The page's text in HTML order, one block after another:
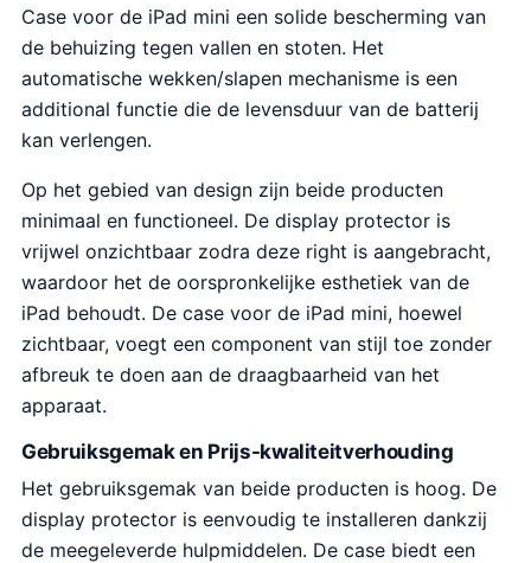
:
€
9
9
9
.
Case voor de iPad mini een solide bescherming van
de behuizing tegen vallen en stoten. Het
automatische wekken/slapen mechanisme is een
additional functie die de levensduur van de batterij
kan verlengen.
Op het gebied van design zijn beide producten
minimaal en functioneel. De display protector is
vrijwel onzichtbaar zodra deze right is aangebracht,
waardoor het de oorspronkelijke esthetiek van de
iPad behoudt. De case voor de iPad mini, hoewel
zichtbaar, voegt een component van stijl toe zonder
afbreuk te doen aan de draagbaarheid van het
apparaat.
Gebruiksgemak en Prijs-kwaliteitverhouding
Het gebruiksgemak van beide producten is hoog. De
display protector is eenvoudig te installeren dankzij
de meegeleverde hulpmiddelen. De case biedt een